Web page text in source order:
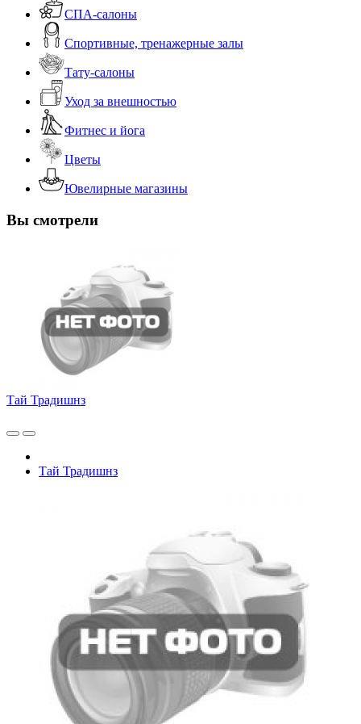
СПА-салоны
Спортивные, тренажерные залы
Тату-салоны
Уход за внешностью
Фитнес и йога
Цветы
Ювелирные магазины
Вы смотрели
Тай Традишнз
Тай Традишнз